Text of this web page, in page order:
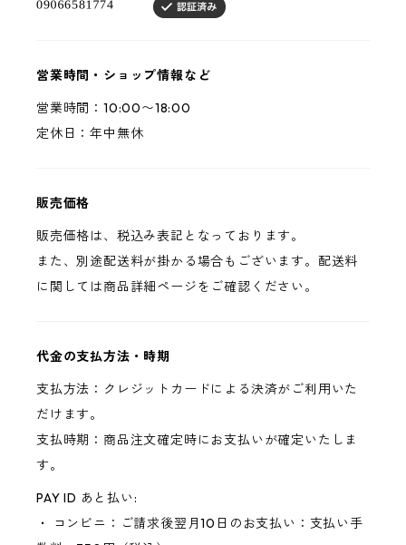
営業時間・ショップ情報など
営業時間：10:00〜18:00
定休日：年中無休
販売価格
販売価格は、税込み表記となっております。
また、別途配送料が掛かる場合もございます。配送料
に関しては商品詳細ページをご確認ください。
代金の支払方法・時期
支払方法：クレジットカードによる決済がご利用いた
だけます。
支払時期：商品注文確定時にお支払いが確定いたしま
す。
PAY ID あと払い:
・ コンビニ：ご請求後翌月10日のお支払い：支払い手